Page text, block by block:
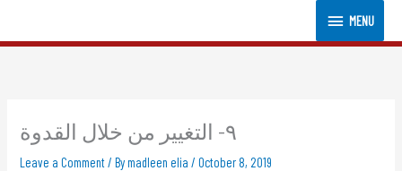
MENUMENU
٩- التغيير من خلال القدوة
Leave a Comment / Bymadleen elia /October 8, 2019